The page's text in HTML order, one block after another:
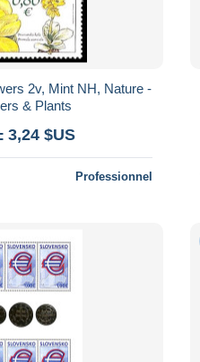
2v, Mint NH, Nature -
& Plants
3,24 $US
Professionnel